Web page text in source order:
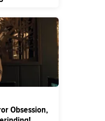
Obsession,